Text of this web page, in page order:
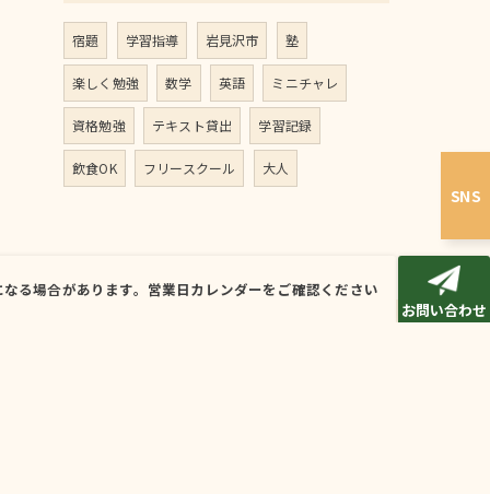
宿題 学習指導 岩見沢市 塾
楽しく勉強 数学 英語 ミニチャレ
資格勉強 テキスト貸出 学習記録
飲食OK フリースクール 大人
SNS
る場合があります。営業日カレンダーをご確認ください
お問い合わせ